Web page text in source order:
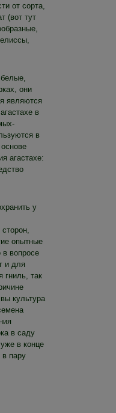
от сорта,
(вот тут
они
являются
в
в
агастахе:
у
опытные
в вопросе
и для
гниль, так
культура
в саду
в конце
в пару